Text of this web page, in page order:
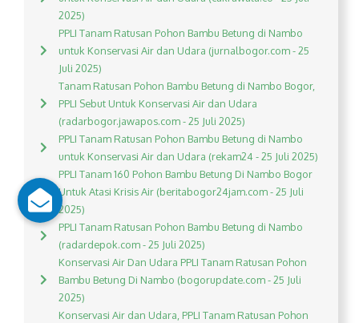
2025)
PPLI Tanam Ratusan Pohon Bambu Betung di Nambo
untuk Konservasi Air dan Udara (jurnalbogor.com - 25
Juli 2025)
Tanam Ratusan Pohon Bambu Betung di Nambo Bogor,
PPLI Sebut Untuk Konservasi Air dan Udara
(radarbogor.jawapos.com - 25 Juli 2025)
PPLI Tanam Ratusan Pohon Bambu Betung di Nambo
untuk Konservasi Air dan Udara (rekam24 - 25 Juli 2025)
PPLI Tanam 160 Pohon Bambu Betung Di Nambo Bogor
Untuk Atasi Krisis Air (beritabogor24jam.com - 25 Juli
2025)
PPLI Tanam Ratusan Pohon Bambu Betung di Nambo
(radardepok.com - 25 Juli 2025)
Konservasi Air Dan Udara PPLI Tanam Ratusan Pohon
Bambu Betung Di Nambo (bogorupdate.com - 25 Juli
2025)
Konservasi Air dan Udara, PPLI Tanam Ratusan Pohon